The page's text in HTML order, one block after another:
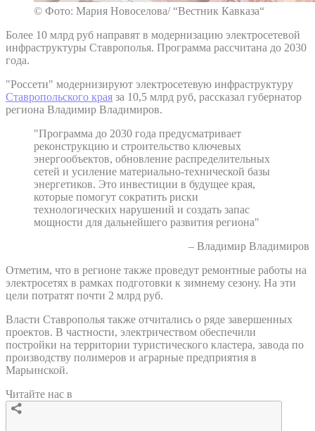
© Фото: Мария Новоселова/ “Вестник Кавказа“
Более 10 млрд руб направят в модернизацию электросетевой
инфраструктуры Ставрополья. Программа рассчитана до 2030
года.
"Россети" модернизируют электросетевую инфраструктуру
Ставропольского края за 10,5 млрд руб, рассказал губернатор
региона Владимир Владимиров.
"Программа до 2030 года предусматривает
реконструкцию и строительство ключевых
энергообъектов, обновление распределительных
сетей и усиление материально-технической базы
энергетиков. Это инвестиции в будущее края,
которые помогут сократить риски
технологических нарушений и создать запас
мощности для дальнейшего развития региона"
– Владимир Владимиров
Отметим, что в регионе также проведут ремонтные работы на
электросетях в рамках подготовки к зимнему сезону. На эти
цели потратят почти 2 млрд руб.
Власти Ставрополья также отчитались о ряде завершенных
проектов. В частности, электричеством обеспечили
постройки на территории туристического кластера, завода по
производству полимеров и аграрные предприятия в
Марьинской.
Читайте нас в